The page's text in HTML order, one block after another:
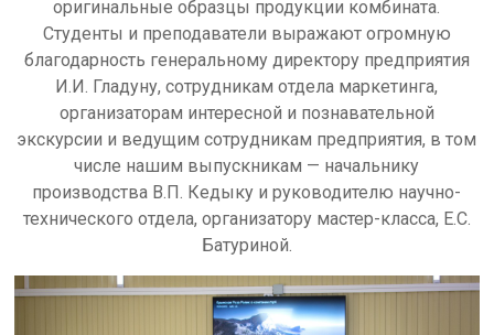
оригинальные образцы продукции комбината.
Студенты и преподаватели выражают огромную
благодарность генеральному директору предприятия
И.И. Гладуну, сотрудникам отдела маркетинга,
организаторам интересной и познавательной
экскурсии и ведущим сотрудникам предприятия, в том
числе нашим выпускникам — начальнику
производства В.П. Кедыку и руководителю научно-
технического отдела, организатору мастер-класса, Е.С.
Батуриной.